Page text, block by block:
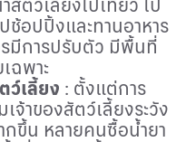
ตว์เลี้ยงไปเที่ยว ไป
ช้อปปิ้งและทานอาหาร
มีการปรับตัว มีพื้นที่
ฉพาะ
ว์เลี้ยง : ตั้งแต่การ
จ้าของสัตว์เลี้ยงระวัง
กขึ้น หลายคนซื้อน้ำยา